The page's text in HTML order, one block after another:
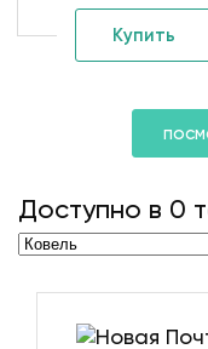
Купить
Доступно в 0